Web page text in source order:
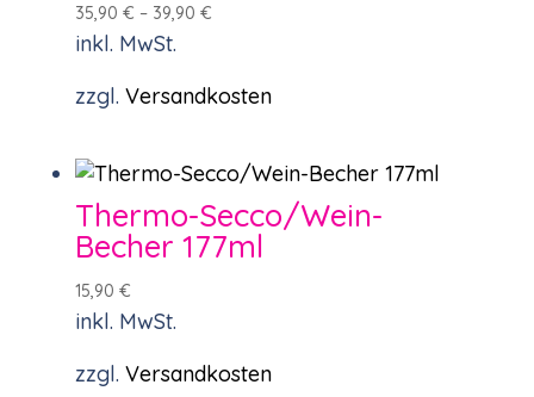
35,90 € – 39,90 €
inkl. MwSt.
zzgl. Versandkosten
Thermo-Secco/Wein-
Becher 177ml
15,90 €
inkl. MwSt.
zzgl. Versandkosten